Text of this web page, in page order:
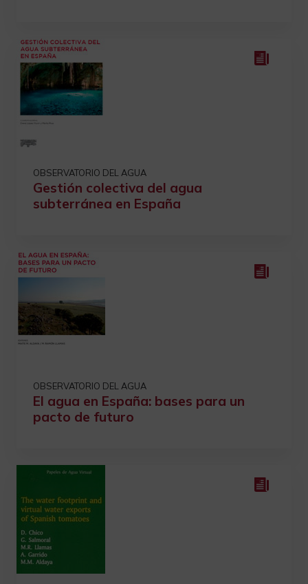
OBSERVATORIO DEL AGUA
Gestión colectiva del agua
subterránea en España
OBSERVATORIO DEL AGUA
El agua en España: bases para un
pacto de futuro